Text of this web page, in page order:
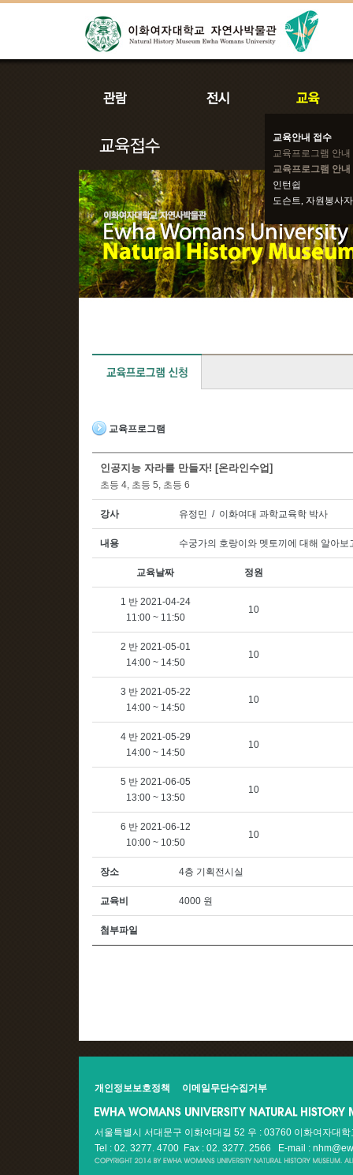
교육안내 접수
교육프로그램 안내
교육프로그램 안내
인턴쉽
도슨트, 자원봉사자
교육프로그램
인공지능 자라를 만들자! [온라인수업]
초등 4, 초등 5, 초등 6
강사 유정민 / 이화여대 과학교육학 박사
내용 수궁가의 호랑이와 멧토끼에 대해 알아
교육날짜 정원
1 반 2021-04-24
11:00 ~ 11:50
10
2 반 2021-05-01
14:00 ~ 14:50
10
3 반 2021-05-22
14:00 ~ 14:50
10
4 반 2021-05-29
14:00 ~ 14:50
10
5 반 2021-06-05
13:00 ~ 13:50
10
6 반 2021-06-12
10:00 ~ 10:50
10
장소 4층 기획전시실
교육비 4000 원
첨부파일
개인정보보호정책 이메일무단수집거부
서울특별시 서대문구 이화여대길 52 우 : 03760 이화여자대
Tel : 02. 3277. 4700 Fax : 02. 3277. 2566
E-mail :